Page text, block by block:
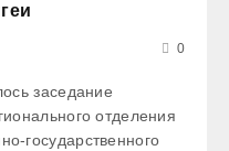
0
заседание
отделения